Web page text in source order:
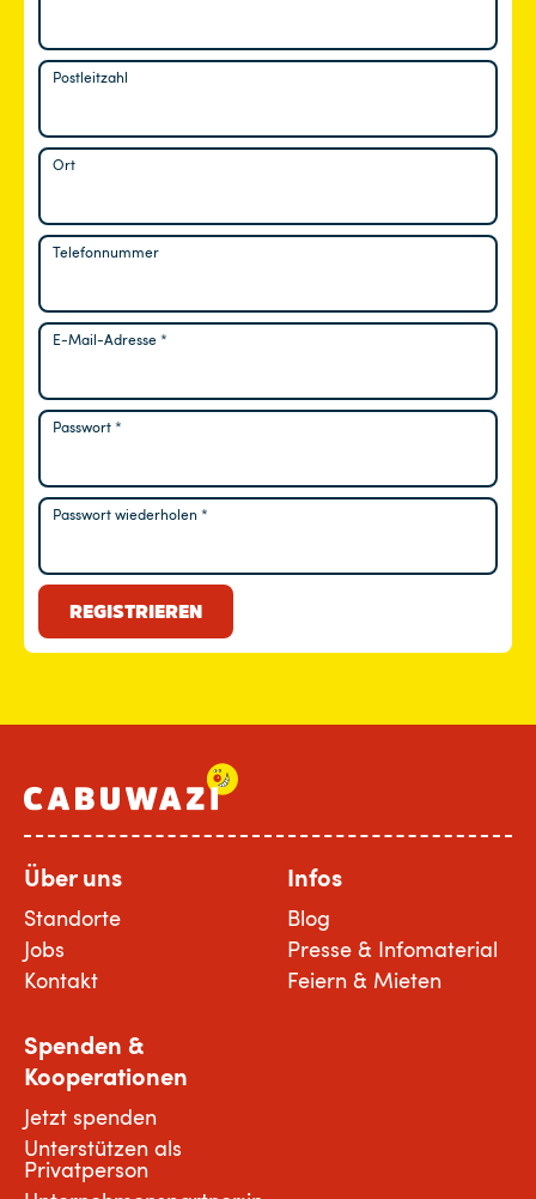
Postleitzahl
Ort
Telefonnummer
E-Mail-Adresse*
Passwort*
Passwort wiederholen *
REGISTRIEREN
Über uns
Standorte
Jobs
Kontakt
Infos
Blog
Presse & Infomaterial
Feiern & Mieten
Spenden &
Kooperationen
Jetzt spenden
Unterstützen als
Privatperson